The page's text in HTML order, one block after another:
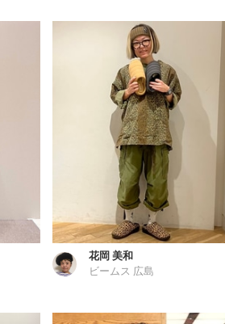
花岡 美和
ビームス 広島